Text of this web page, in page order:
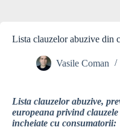
Lista clauzelor abuzive din
Vasile Coman
Lista clauzelor abuzive,
europeana privind
incheiate cu consumatorii: